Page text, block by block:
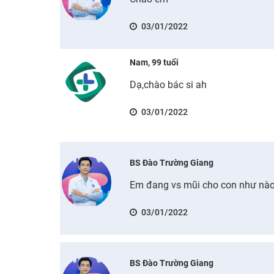
03/01/2022
Nam, 99 tuổi
Dạ,chào bác si ah
03/01/2022
BS Đào Trường Giang
Em đang vs mũi cho con như
03/01/2022
BS Đào Trường Giang